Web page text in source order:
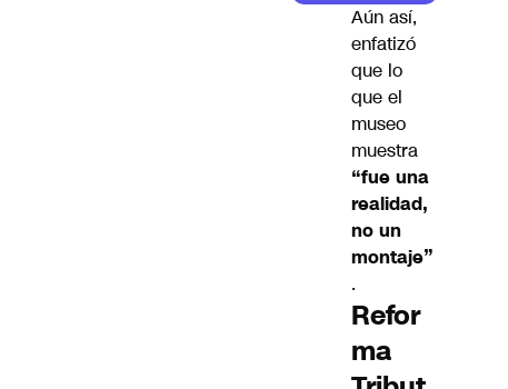
Aún así,
enfatizó
que lo
que el
museo
muestra
“fue una
realidad,
no un
montaje”
.
Refor
ma